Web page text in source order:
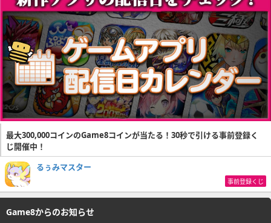
最大300,000コインのGame8コインが当たる！30秒で引ける事前登録く
じ開催中！
るぅみマスター
事前登録くじ
Game8からのお知らせ